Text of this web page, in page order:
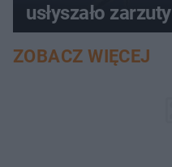
usłyszało zarzuty
ZOBACZ WIĘCEJ